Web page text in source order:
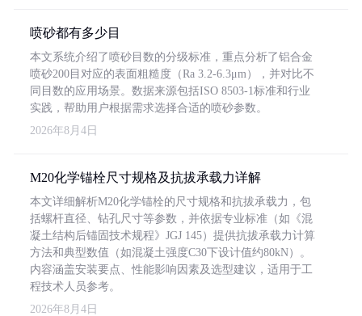
喷砂都有多少目
本文系统介绍了喷砂目数的分级标准，重点分析了铝合金
喷砂200目对应的表面粗糙度（Ra 3.2-6.3μm），并对比不
同目数的应用场景。数据来源包括ISO 8503-1标准和行业
实践，帮助用户根据需求选择合适的喷砂参数。
2026年8月4日
M20化学锚栓尺寸规格及抗拔承载力详解
本文详细解析M20化学锚栓的尺寸规格和抗拔承载力，包
括螺杆直径、钻孔尺寸等参数，并依据专业标准（如《混
凝土结构后锚固技术规程》JGJ 145）提供抗拔承载力计算
方法和典型数值（如混凝土强度C30下设计值约80kN）。
内容涵盖安装要点、性能影响因素及选型建议，适用于工
程技术人员参考。
2026年8月4日